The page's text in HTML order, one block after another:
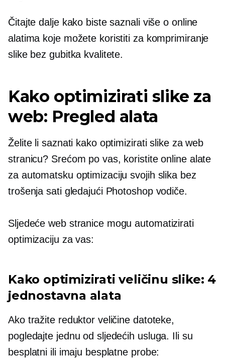
Čitajte dalje kako biste saznali više o online
alatima koje možete koristiti za komprimiranje
slike bez gubitka kvalitete.
Kako optimizirati slike za
web: Pregled alata
Želite li saznati kako optimizirati slike za web
stranicu? Srećom po vas, koristite online alate
za automatsku optimizaciju svojih slika bez
trošenja sati gledajući Photoshop vodiče.
Sljedeće web stranice mogu automatizirati
optimizaciju za vas:
Kako optimizirati veličinu slike: 4
jednostavna alata
Ako tražite reduktor veličine datoteke,
pogledajte jednu od sljedećih usluga. Ili su
besplatni ili imaju besplatne probe: